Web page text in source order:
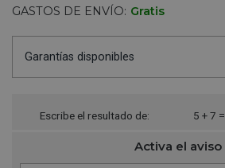
GASTOS DE ENVÍO: Gratis
Garantías disponibles
Escribe el resultado de: 5 + 7 =
Activa el aviso